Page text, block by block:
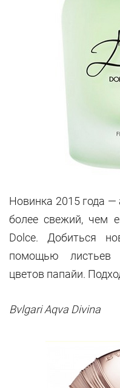
Новинка 2015 года —
более свежий, чем
Dolce. Добиться
помощью листьев
цветов папайи.
Bvlgari Aqva Divina